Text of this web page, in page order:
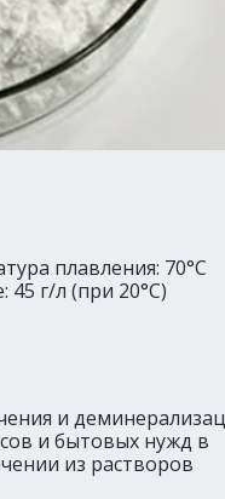
плавления: 70°C
г/л (при 20°C)
и
и бытовых нужд в
из растворов